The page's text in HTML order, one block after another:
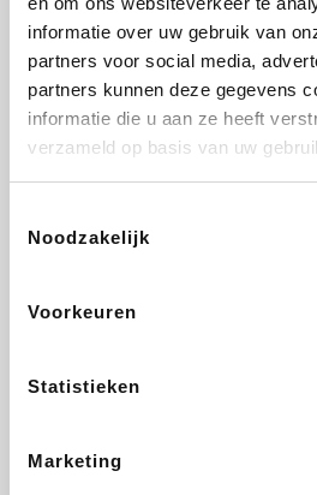
informatie over uw gebruik van
partners voor social media,
partners kunnen deze gegevens
informatie die u aan ze heeft
verzameld op basis van uw
Noodzakelijk
Voorkeuren
Statistieken
Marketing
Adidas
DectDirect
Ibood